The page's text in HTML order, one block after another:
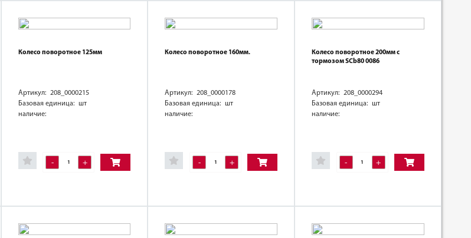
Колесо поворотное 125мм
Артикул: 208_0000215
Базовая единица: шт
наличие:
- +
Колесо поворотное 160мм.
Артикул: 208_0000178
Базовая единица: шт
наличие:
- +
Колесо поворотное 200мм с
тормозом SCb80 0086
Артикул: 208_0000294
Базовая единица: шт
наличие:
- +